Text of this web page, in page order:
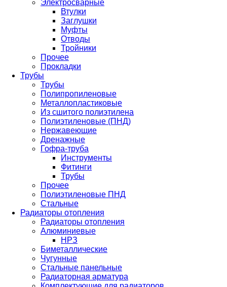
Электросварные
Втулки
Заглушки
Муфты
Отводы
Тройники
Прочее
Прокладки
Трубы
Трубы
Полипропиленовые
Металлопластиковые
Из сшитого полиэтилена
Полиэтиленовые (ПНД)
Нержавеющие
Дренажные
Гофра-труба
Инструменты
Фитинги
Трубы
Прочее
Полиэтиленовые ПНД
Стальные
Радиаторы отопления
Радиаторы отопления
Алюминиевые
НРЗ
Биметаллические
Чугунные
Стальные панельные
Радиаторная арматура